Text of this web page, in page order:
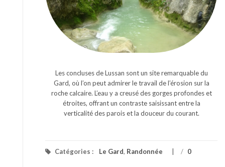
Les concluses de Lussan sont un site remarquable du
Gard, où l’on peut admirer le travail de l’érosion sur la
roche calcaire. L’eau y a creusé des gorges profondes et
étroites, offrant un contraste saisissant entre la
verticalité des parois et la douceur du courant.
Catégories : Le Gard, Randonnée / 0